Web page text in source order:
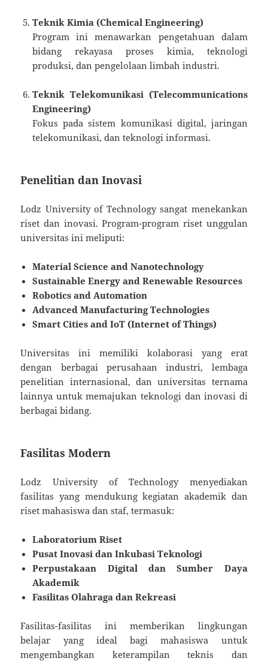
Teknik Kimia (Chemical Engineering)
Program ini menawarkan pengetahuan dalam
bidang rekayasa proses kimia, teknologi
produksi, dan pengelolaan limbah industri.
Teknik Telekomunikasi (Telecommunications
Engineering)
Fokus pada sistem komunikasi digital, jaringan
telekomunikasi, dan teknologi informasi.
Penelitian dan Inovasi
Lodz University of Technology sangat menekankan
riset dan inovasi. Program-program riset unggulan
universitas ini meliputi:
Material Science and Nanotechnology
Sustainable Energy and Renewable Resources
Robotics and Automation
Advanced Manufacturing Technologies
Smart Cities and IoT (Internet of Things)
Universitas ini memiliki kolaborasi yang erat
dengan berbagai perusahaan industri, lembaga
penelitian internasional, dan universitas ternama
lainnya untuk memajukan teknologi dan inovasi di
berbagai bidang.
Fasilitas Modern
Lodz University of Technology menyediakan
fasilitas yang mendukung kegiatan akademik dan
riset mahasiswa dan staf, termasuk:
Laboratorium Riset
Pusat Inovasi dan Inkubasi Teknologi
Perpustakaan Digital dan Sumber Daya
Akademik
Fasilitas Olahraga dan Rekreasi
Fasilitas-fasilitas ini memberikan lingkungan
belajar yang ideal bagi mahasiswa untuk
mengembangkan keterampilan teknis dan